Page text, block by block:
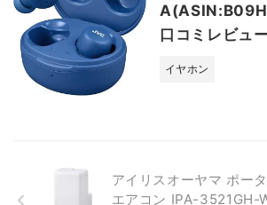
口コミレビュ
イヤホン
アイリスオーヤマ ポー
エアコン IPA-3521GH-